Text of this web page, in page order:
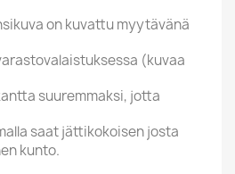
on kuvattu myytävänä
(kuvaa
suuremmaksi, jotta
saat jättikokoisen josta
kunto.